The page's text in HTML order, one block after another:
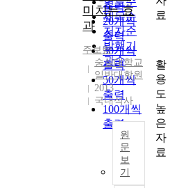
제목순
저자순
발행기
관순
출력
20개씩
출력
30개씩
출력
50개씩
출력
100개씩
출력
미치는 효
과
주보람
숭실대학교
일반대학원
2013
국내석사
원
문
보
기
료
활
용
도
높
은
자
료